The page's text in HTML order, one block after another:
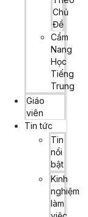
Chủ
Đề
Cẩm
Nang
Học
Tiếng
Trung
Giáo
viên
Tin tức
Tin
nổi
bật
Kinh
nghiệm
làm